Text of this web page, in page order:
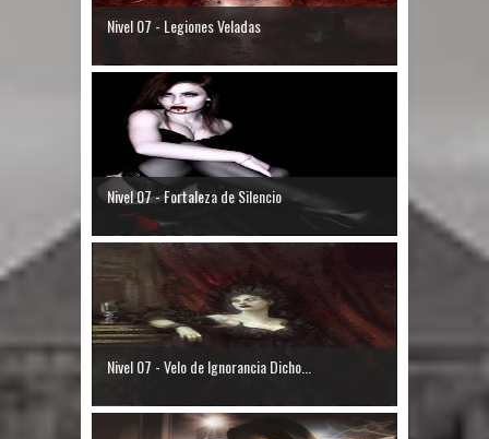
Nivel 07 - Legiones Veladas
Nivel 07 - Fortaleza de Silencio
Nivel 07 - Velo de Ignorancia Dicho...